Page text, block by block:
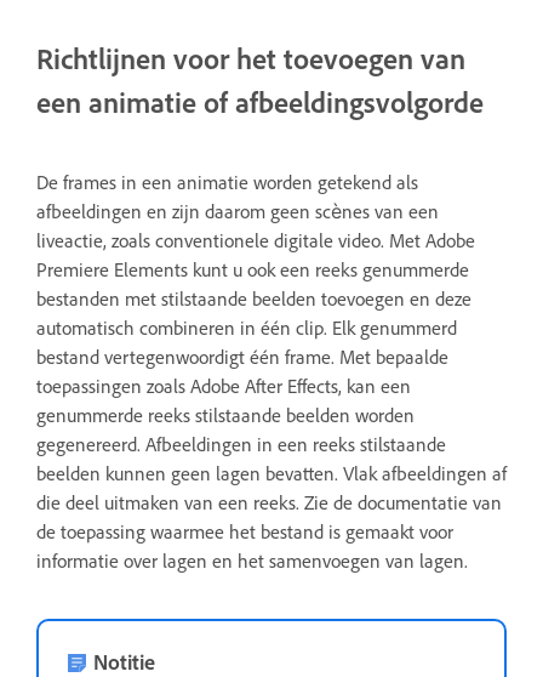
Richtlijnen voor het toevoegen van
een animatie of afbeeldingsvolgorde
De frames in een animatie worden getekend als
afbeeldingen en zijn daarom geen scènes van een
liveactie, zoals conventionele digitale video. Met Adobe
Premiere Elements kunt u ook een reeks genummerde
bestanden met stilstaande beelden toevoegen en deze
automatisch combineren in één clip. Elk genummerd
bestand vertegenwoordigt één frame. Met bepaalde
toepassingen zoals Adobe After Effects, kan een
genummerde reeks stilstaande beelden worden
gegenereerd. Afbeeldingen in een reeks stilstaande
beelden kunnen geen lagen bevatten. Vlak afbeeldingen af
die deel uitmaken van een reeks. Zie de documentatie van
de toepassing waarmee het bestand is gemaakt voor
informatie over lagen en het samenvoegen van lagen.
Notitie